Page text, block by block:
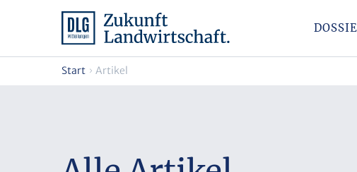
Start Artikel